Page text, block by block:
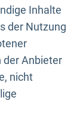
Inhalte
der Nutzung
Anbieter
nicht